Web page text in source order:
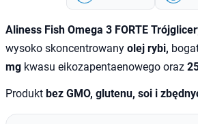
Aliness Fish Omega 3 FORTE
wysoko skoncentrowany olej rybi,
mg kwasu eikozapentaenowego oraz
Produkt bez GMO, glutenu, soi i